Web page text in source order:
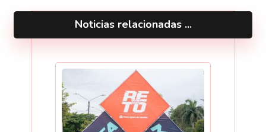
Noticias relacionadas ...